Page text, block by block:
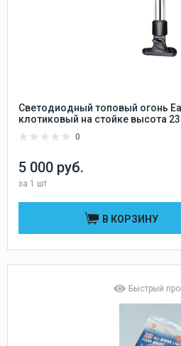
Светодиодный топовый огонь
клотиковый на стойке высота
угол наклона
0
5 000 руб.
за 1 шт
В КОРЗИНУ
Быстрый